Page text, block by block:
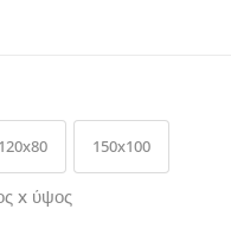
120x80 150x100
x ύψος